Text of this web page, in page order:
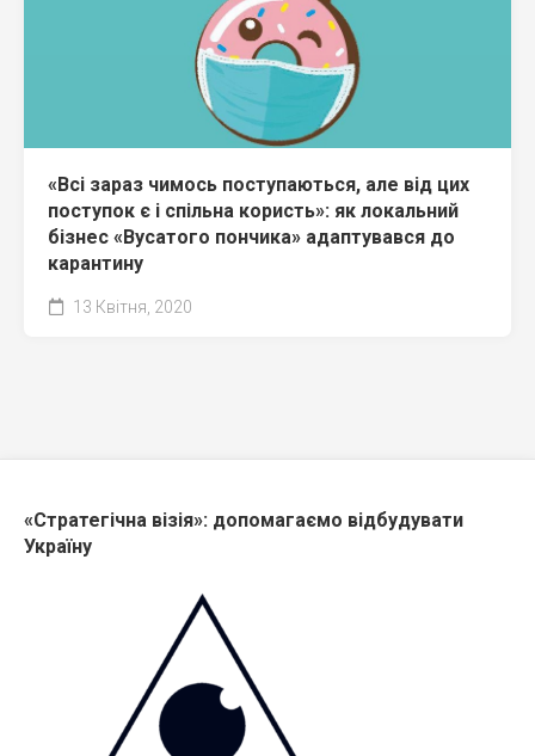
«Всі зараз чимось поступаються, але від цих
поступок є і спільна користь»: як локальний
бізнес «Вусатого пончика» адаптувався до
карантину
13 Квітня, 2020
«Стратегічна візія»: допомагаємо відбудувати
Україну